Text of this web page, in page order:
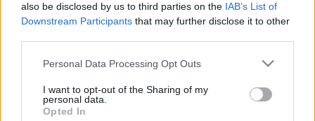
also be disclosed by us to third parties on the IAB’s List of
Downstream Participants that may further disclose it to other
Please note that this website/app uses one or more Google
not limited to your visit or usage behaviour. You may click to
grant or deny consent to Google and its third-party tags to
Personal Data Processing Opt Outs
I want to opt-out of the Sharing of my
personal data.
Opted In
NOWOŚCI I PREMIERY
Skoda Octavia RS
42
TESTY